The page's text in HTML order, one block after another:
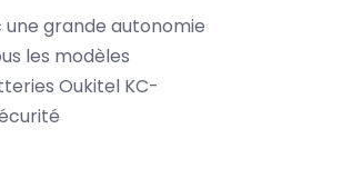
grande autonomie
les modèles
Oukitel KC-